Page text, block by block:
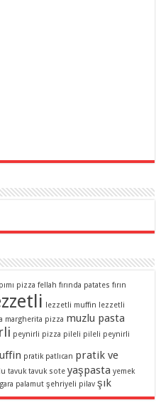
pizza fellah fırında patates fırın
lezzetli muffin lezzetli
margherita pizza muzlu pasta
peynirli pizza pileli pileli peynirli
pratik patlıcan pratik ve
tavuk tavuk sote yaşpasta yemek
palamut şehriyeli pilav şık